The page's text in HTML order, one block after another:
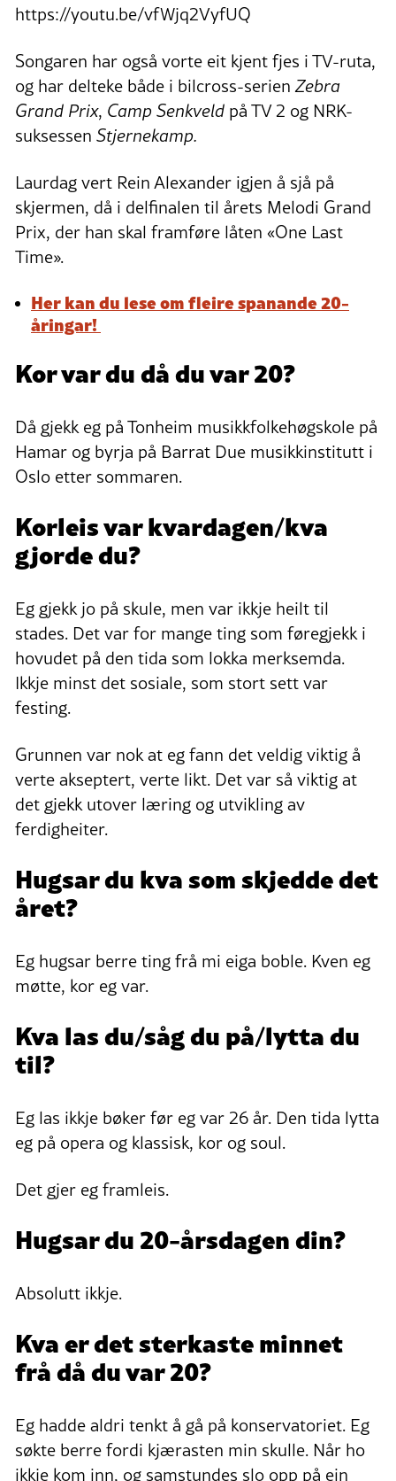
https://youtu.be/vfWjq2VyfUQ
Songaren har også vorte eit kjent fjes i TV-ruta,
og har delteke både i bilcross-serienZebra
Grand Prix, Camp Senkveld på TV 2 og NRK-
suksessen Stjernekamp.
Laurdag vert Rein Alexander igjen å sjå på
skjermen, då i delfinalen til årets Melodi Grand
Prix, der han skal framføre låten «One Last
Time».
Her kan du lese om fleire spanande 20-
åringar!
Kor var du då du var 20?
Då gjekk eg på Tonheim musikkfolkehøgskole på
Hamar og byrja på Barrat Due musikkinstitutt i
Oslo etter sommaren.
Korleis var kvardagen/kva
gjorde du?
Eg gjekk jo på skule, men var ikkje heilt til
stades. Det var for mange ting som føregjekk i
hovudet på den tida som lokka merksemda.
Ikkje minst det sosiale, som stort sett var
festing.
Grunnen var nok at eg fann det veldig viktig å
verte akseptert, verte likt. Det var så viktig at
det gjekk utover læring og utvikling av
ferdigheiter.
Hugsar du kva som skjedde det
året?
Eg hugsar berre ting frå mi eiga boble. Kven eg
møtte, kor eg var.
Kva las du/såg du på/lytta du
til?
Eg las ikkje bøker før eg var 26 år. Den tida lytta
eg på opera og klassisk, kor og soul.
Det gjer eg framleis.
Hugsar du 20-årsdagen din?
Absolutt ikkje.
Kva er det sterkaste minnet
frå då du var 20?
Eg hadde aldri tenkt å gå på konservatoriet. Eg
søkte berre fordi kjærasten min skulle. Når ho
ikkje kom inn, og samstundes slo opp på ein